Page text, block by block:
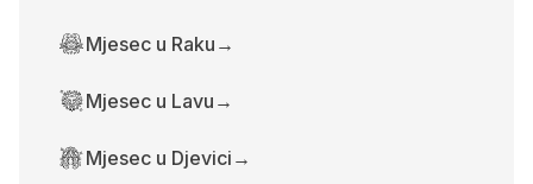
Mjesec u Raku →
Mjesec u Lavu →
Mjesec u Djevici →